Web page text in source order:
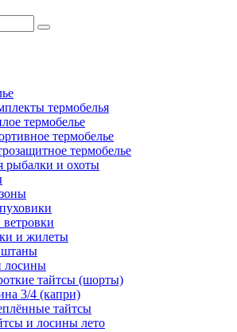
термобелья
термобелье
термобелье
термобелье
рыбалки и охоты
и жилеты
лосины
тайтсы (шорты)
3/4 (капри)
тайтсы
и лосины лето